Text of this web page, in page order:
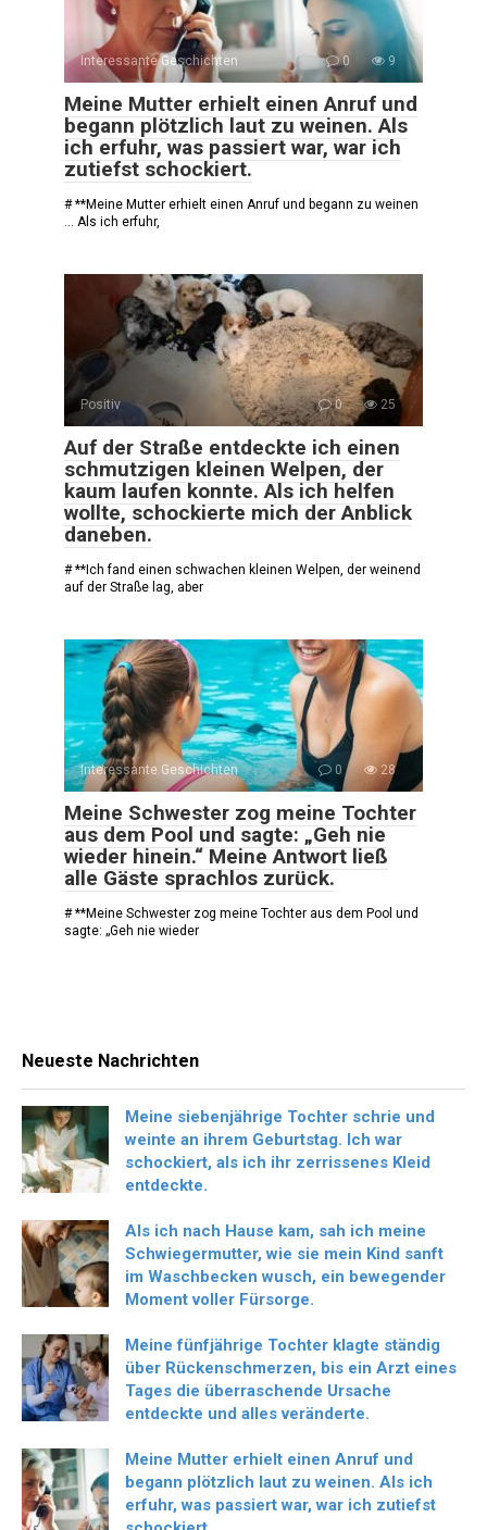
Interessante Geschichten 0 9
Meine Mutter erhielt einen Anruf und
begann plötzlich laut zu weinen. Als
ich erfuhr, was passiert war, war ich
zutiefst schockiert.
# **Meine Mutter erhielt einen Anruf und begann zu weinen
… Als ich erfuhr,
Positiv 0 25
Auf der Straße entdeckte ich einen
schmutzigen kleinen Welpen, der
kaum laufen konnte. Als ich helfen
wollte, schockierte mich der Anblick
daneben.
# **Ich fand einen schwachen kleinen Welpen, der weinend
auf der Straße lag, aber
Interessante Geschichten 0 28
Meine Schwester zog meine Tochter
aus dem Pool und sagte: „Geh nie
wieder hinein.“ Meine Antwort ließ
alle Gäste sprachlos zurück.
# **Meine Schwester zog meine Tochter aus dem Pool und
sagte: „Geh nie wieder
Neueste Nachrichten
Meine siebenjährige Tochter schrie und
weinte an ihrem Geburtstag. Ich war
schockiert, als ich ihr zerrissenes Kleid
entdeckte.
Als ich nach Hause kam, sah ich meine
Schwiegermutter, wie sie mein Kind sanft
im Waschbecken wusch, ein bewegender
Moment voller Fürsorge.
Meine fünfjährige Tochter klagte ständig
über Rückenschmerzen, bis ein Arzt eines
Tages die überraschende Ursache
entdeckte und alles veränderte.
Meine Mutter erhielt einen Anruf und
begann plötzlich laut zu weinen. Als ich
erfuhr, was passiert war, war ich zutiefst